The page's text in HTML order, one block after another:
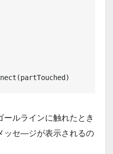
ールラインに触れたとき
ッセ―ジが表示されるの